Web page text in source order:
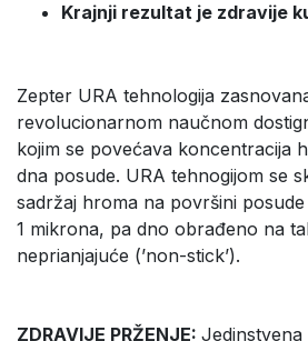
Krajnji rezultat je zdravije
Zepter URA tehnologija
revolucionarnom naučnom
kojim se povećava koncentracija
dna posude. URA tehnogijom se
sadržaj hroma na površini
1 mikrona, pa dno obrađeno na
neprianjajuće (’non-stick’).
ZDRAVIJE PRŽENJE: